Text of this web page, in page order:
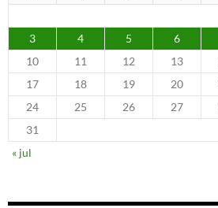
3
4 5 6
10
11 12 13
17
18 19 20
24
25 26 27
31
« jul